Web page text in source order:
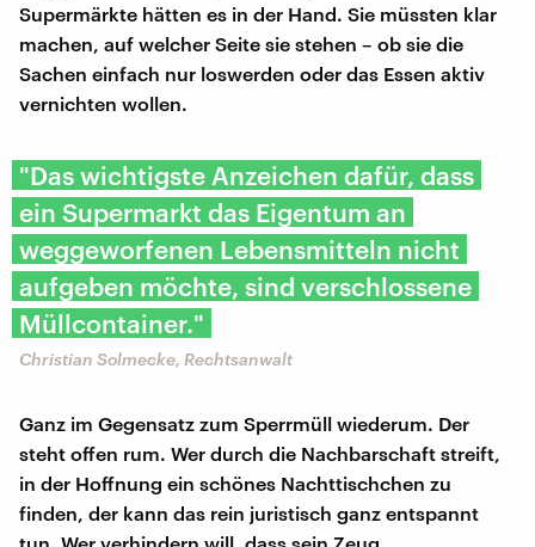
Supermärkte hätten es in der Hand. Sie müssten klar
machen, auf welcher Seite sie stehen – ob sie die
Sachen einfach nur loswerden oder das Essen aktiv
vernichten wollen.
"Das wichtigste Anzeichen dafür, dass
ein Supermarkt das Eigentum an
weggeworfenen Lebensmitteln nicht
aufgeben möchte, sind verschlossene
Müllcontainer."
Christian Solmecke, Rechtsanwalt
Ganz im Gegensatz zum Sperrmüll wiederum. Der
steht offen rum. Wer durch die Nachbarschaft streift,
in der Hoffnung ein schönes Nachttischchen zu
finden, der kann das rein juristisch ganz entspannt